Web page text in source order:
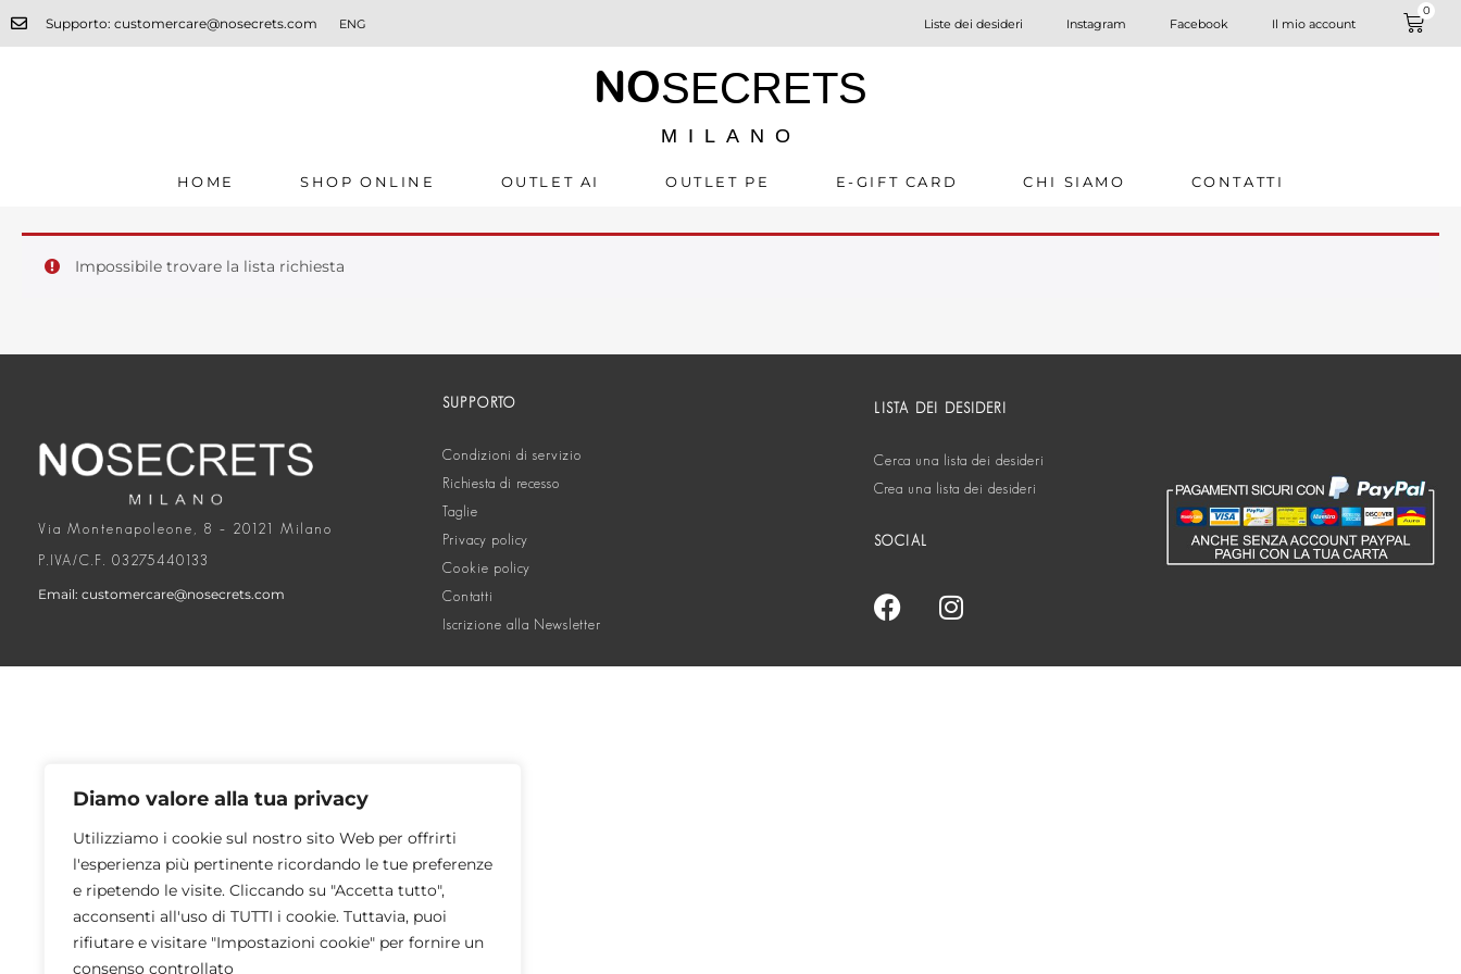
Diamo valore alla tua privacy
Utilizziamo i cookie sul nostro sito Web per offrirti
l'esperienza più pertinente ricordando le tue preferenze
e ripetendo le visite. Cliccando su "Accetta tutto",
acconsenti all'uso di TUTTI i cookie. Tuttavia, puoi
rifiutare e visitare "Impostazioni cookie" per fornire un
consenso controllato
Supporto: customercare@nosecrets.com ENG Liste dei desideri Instagram Facebook Il mio account
0
NOSECRETS
MILANO
HOME SHOP ONLINE OUTLET AI OUTLET PE E-GIFT CARD CHI SIAMO CONTATTI
Impossibile trovare la lista richiesta
Via Montenapoleone, 8 – 20121 Milano
P.IVA/C.F. 03275440133
Email: customercare@nosecrets.com
SUPPORTO
Condizioni di servizio
Richiesta di recesso
Taglie
Privacy policy
Cookie policy
Contatti
Iscrizione alla Newsletter
LISTA DEI DESIDERI
Cerca una lista dei desideri
Crea una lista dei desideri
SOCIAL